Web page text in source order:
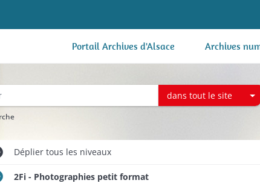
Portail Archives d'Alsace Archives
dans tout le site
Dépliertous les niveaux
2Fi - Photographies petit format